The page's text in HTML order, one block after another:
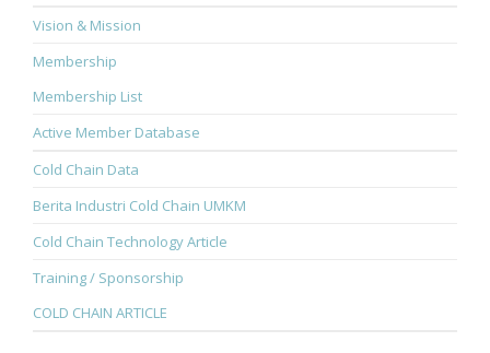
Vision & Mission
Membership
Membership List
Active Member Database
Cold Chain Data
Berita Industri Cold Chain UMKM
Cold Chain Technology Article
Training / Sponsorship
COLD CHAIN ARTICLE